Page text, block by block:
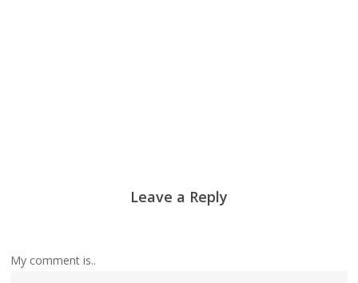
Leave a Reply
My comment is..